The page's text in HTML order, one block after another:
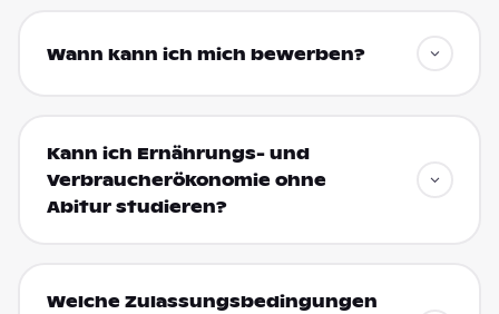
Wann kann ich mich bewerben?
Kann ich Ernährungs- und
Verbraucherökonomie ohne
Abitur studieren?
Welche Zulassungsbedingungen